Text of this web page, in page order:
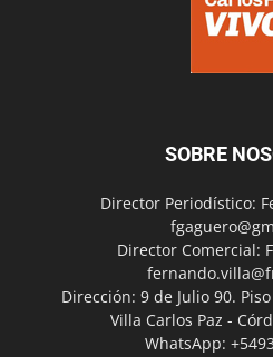
SOBRE
Director Periodístico:
Director Comercial:
Dirección: 9 de Julio 90.
Villa Carlos Paz -
WhatsApp: